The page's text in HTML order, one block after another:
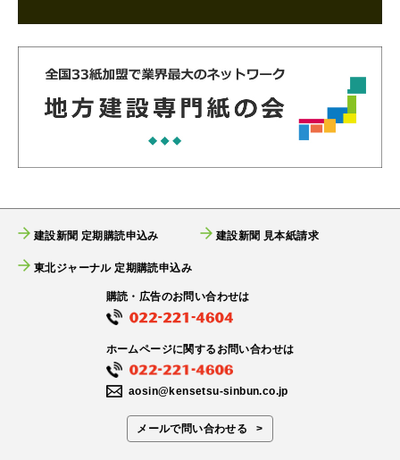
建設新聞 定期購読申込み 建設新聞 見本紙請求
東北ジャーナル 定期購読申込み
購読・広告のお問い合わせは
ホームページに関するお問い合わせは
aosin@kensetsu-sinbun.co.jp
メールで問い合わせる